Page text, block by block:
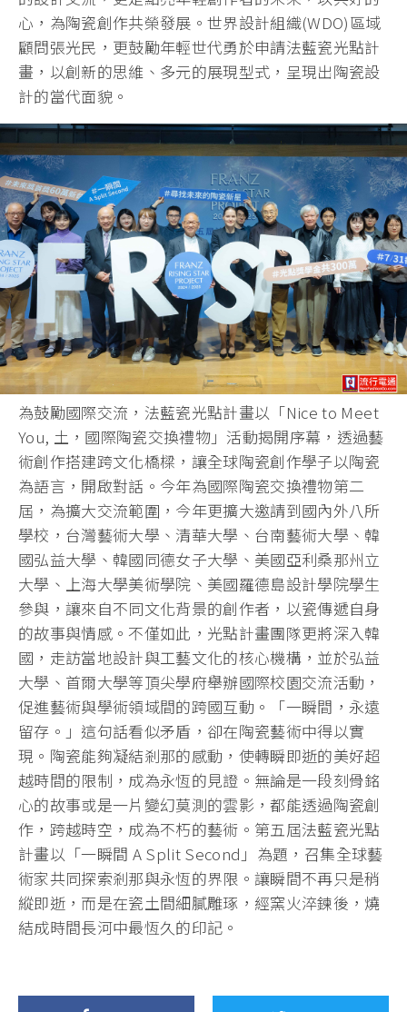
心，為陶瓷創作共榮發展。世界設計組織(WDO)區域
顧問張光民，更鼓勵年輕世代勇於申請法藍瓷光點計
畫，以創新的思維、多元的展現型式，呈現出陶瓷設
計的當代面貌。
為鼓勵國際交流，法藍瓷光點計畫以「Nice to Meet
You, 土，國際陶瓷交換禮物」活動揭開序幕，透過藝
術創作搭建跨文化橋樑，讓全球陶瓷創作學子以陶瓷
為語言，開啟對話。今年為國際陶瓷交換禮物第二
屆，為擴大交流範圍，今年更擴大邀請到國內外八所
學校，台灣藝術大學、清華大學、台南藝術大學、韓
國弘益大學、韓國同德女子大學、美國亞利桑那州立
大學、上海大學美術學院、美國羅德島設計學院學生
參與，讓來自不同文化背景的創作者，以瓷傳遞自身
的故事與情感。不僅如此，光點計畫團隊更將深入韓
國，走訪當地設計與工藝文化的核心機構，並於弘益
大學、首爾大學等頂尖學府舉辦國際校園交流活動，
促進藝術與學術領域間的跨國互動。「一瞬間，永遠
留存。」這句話看似矛盾，卻在陶瓷藝術中得以實
現。陶瓷能夠凝結剎那的感動，使轉瞬即逝的美好超
越時間的限制，成為永恆的見證。無論是一段刻骨銘
心的故事或是一片變幻莫測的雲影，都能透過陶瓷創
作，跨越時空，成為不朽的藝術。第五屆法藍瓷光點
計畫以「一瞬間 A Split Second」為題，召集全球藝
術家共同探索剎那與永恆的界限。讓瞬間不再只是稍
縱即逝，而是在瓷土間細膩雕琢，經窯火淬鍊後，燒
結成時間長河中最恆久的印記。